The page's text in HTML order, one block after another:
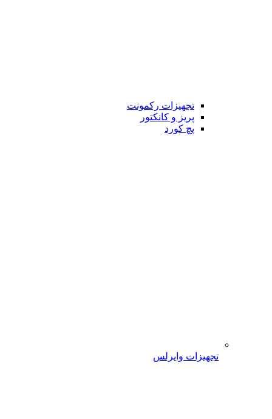
تجهیزات رکمونت
پریز و کانکتور
پچ کورد
تجهیزات وایرلس